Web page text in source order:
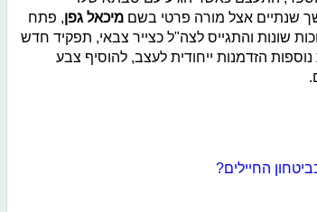
שנתיים אצל מורה פרטי בשם מיכאל גפן, פתח
שונות והתגייס לצה"ל כצייר צבאי, תפקיד חדש
נוספות הזדמנות ייחודית לעצב, להוסיף צבע
החיילים?